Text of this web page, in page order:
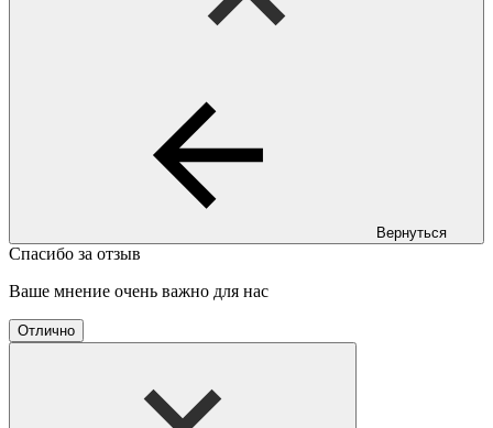
Вернуться
Спасибо за отзыв
Ваше мнение очень важно для нас
Отлично